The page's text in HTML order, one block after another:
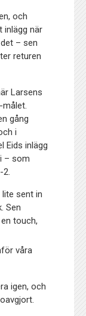
och
inlägg när
– sen
returen
Larsens
målet.
gång
i
Eids inlägg
– som
2.
sent in
Sen
touch,
våra
igen, och